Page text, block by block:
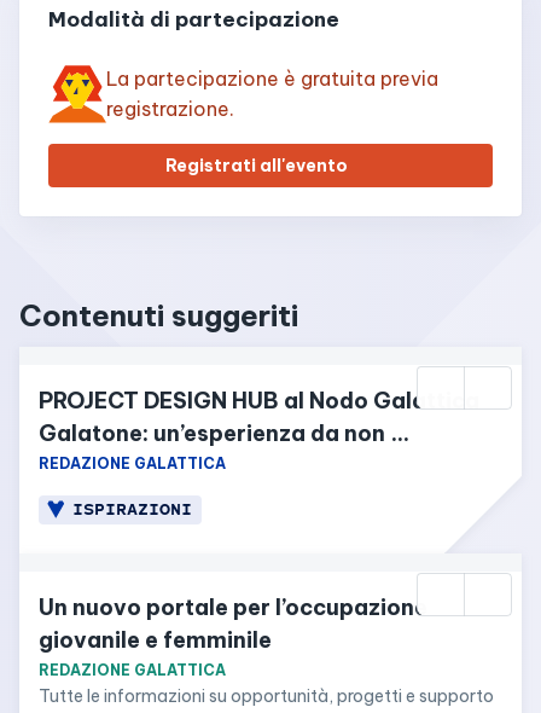
Modalità di partecipazione
La partecipazione è gratuita previa
registrazione.
Registrati all'evento
Contenuti suggeriti
PROJECT DESIGN HUB al Nodo Galattica
Galatone: un’esperienza da non
dimenticare!
REDAZIONE GALATTICA
ISPIRAZIONI
Un nuovo portale per l’occupazione
giovanile e femminile
REDAZIONE GALATTICA
Tutte le informazioni su opportunità, progetti e supporto